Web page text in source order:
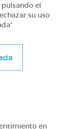
DOCS (2)
el
su uso
en